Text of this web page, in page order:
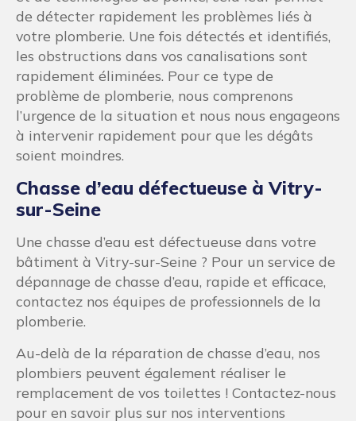
et dépannage… Nous sommes fiers d’offrir des
services professionnels, rapides et abordables
pour votre pompe à chaleur. Contactez-nous dès
aujourd’hui pour obtenir une évaluation
gratuite de vos besoins en matière de pompe à
chaleur et pour en savoir plus sur nos services
de qualité à Vitry-sur-Seine et ses environs.p>
Réparation de sanibroyeur à Vitry-
sur-Seine
En plus de nos services de dépannage de
sanibroyeurs sur toilettes suspendues, les
toilettes à poser et les toilettes automatiques…
nous proposons aussi des contrats d’entretien
réguliers pour éviter les problèmes de
sanibroyeur à l’avenir et pour garantir la
performance et la longévité de votre système de
plomberie.